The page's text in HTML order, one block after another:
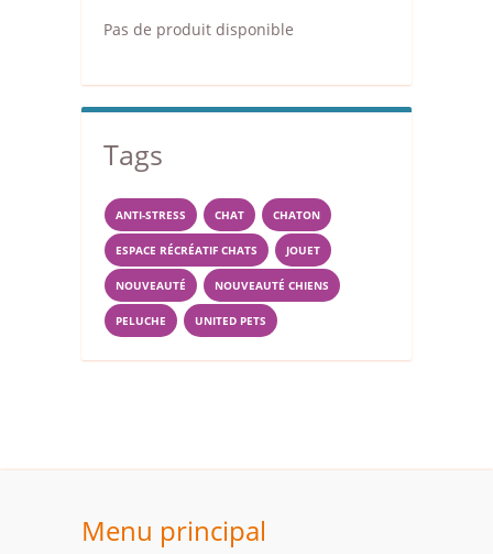
Pas de produit disponible
Tags
ANTI-STRESS CHAT CHATON
ESPACE RÉCRÉATIF CHATS JOUET
NOUVEAUTÉ NOUVEAUTÉ CHIENS
PELUCHE UNITED PETS
Menu principal